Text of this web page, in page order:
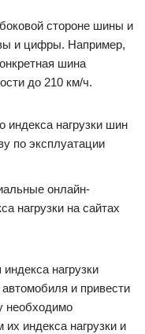
стороне шины и
и цифры. Например,
шина
до 210 км/ч.
индекса нагрузки шин
по эксплуатации
онлайн-
нагрузки на сайтах
нагрузки
и привести
необходимо
индекса нагрузки и